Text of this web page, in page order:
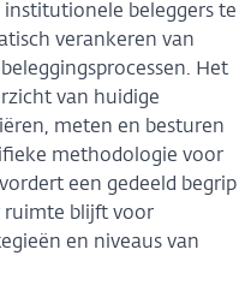
beleggers te
verankeren van
Het
van huidige
meten en besturen
methodologie voor
een gedeeld begrip
ruimte blijft voor
en niveaus van